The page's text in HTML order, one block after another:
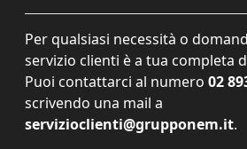
Per qualsiasi necessità o
servizio clienti è a tua completa
Puoi contattarci al numero 02
scrivendo una mail a
servizioclienti@grupponem.it.